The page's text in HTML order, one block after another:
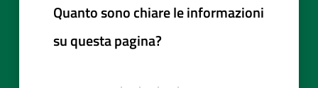
Quanto sono chiare le informazioni
su questa pagina?